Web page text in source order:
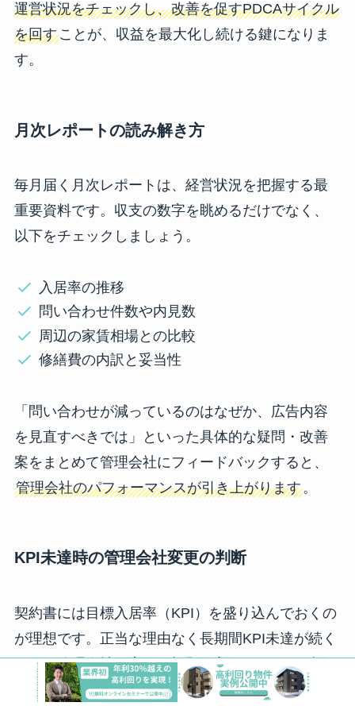
運営状況をチェックし、改善を促すPDCAサイクル
を回すことが、収益を最大化し続ける鍵になりま
す。
月次レポートの読み解き方
毎月届く月次レポートは、経営状況を把握する最
重要資料です。収支の数字を眺めるだけでなく、
以下をチェックしましょう。
入居率の推移
問い合わせ件数や内見数
周辺の家賃相場との比較
修繕費の内訳と妥当性
「問い合わせが減っているのはなぜか、広告内容
を見直すべきでは」といった具体的な疑問・改善
案をまとめて管理会社にフィードバックすると、
管理会社のパフォーマンスが引き上がります。
KPI未達時の管理会社変更の判断
契約書には目標入居率（KPI）を盛り込んでおくの
が理想です。正当な理由なく長期間KPI未達が続く
なら、管理会社の変更も視野に入れます。まず現
契約の解約申し入れ期間や違約金を確認し、次の